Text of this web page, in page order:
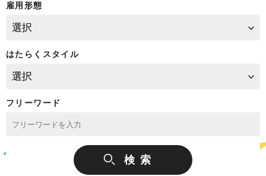
雇用形態
はたらくスタイル
フリーワード